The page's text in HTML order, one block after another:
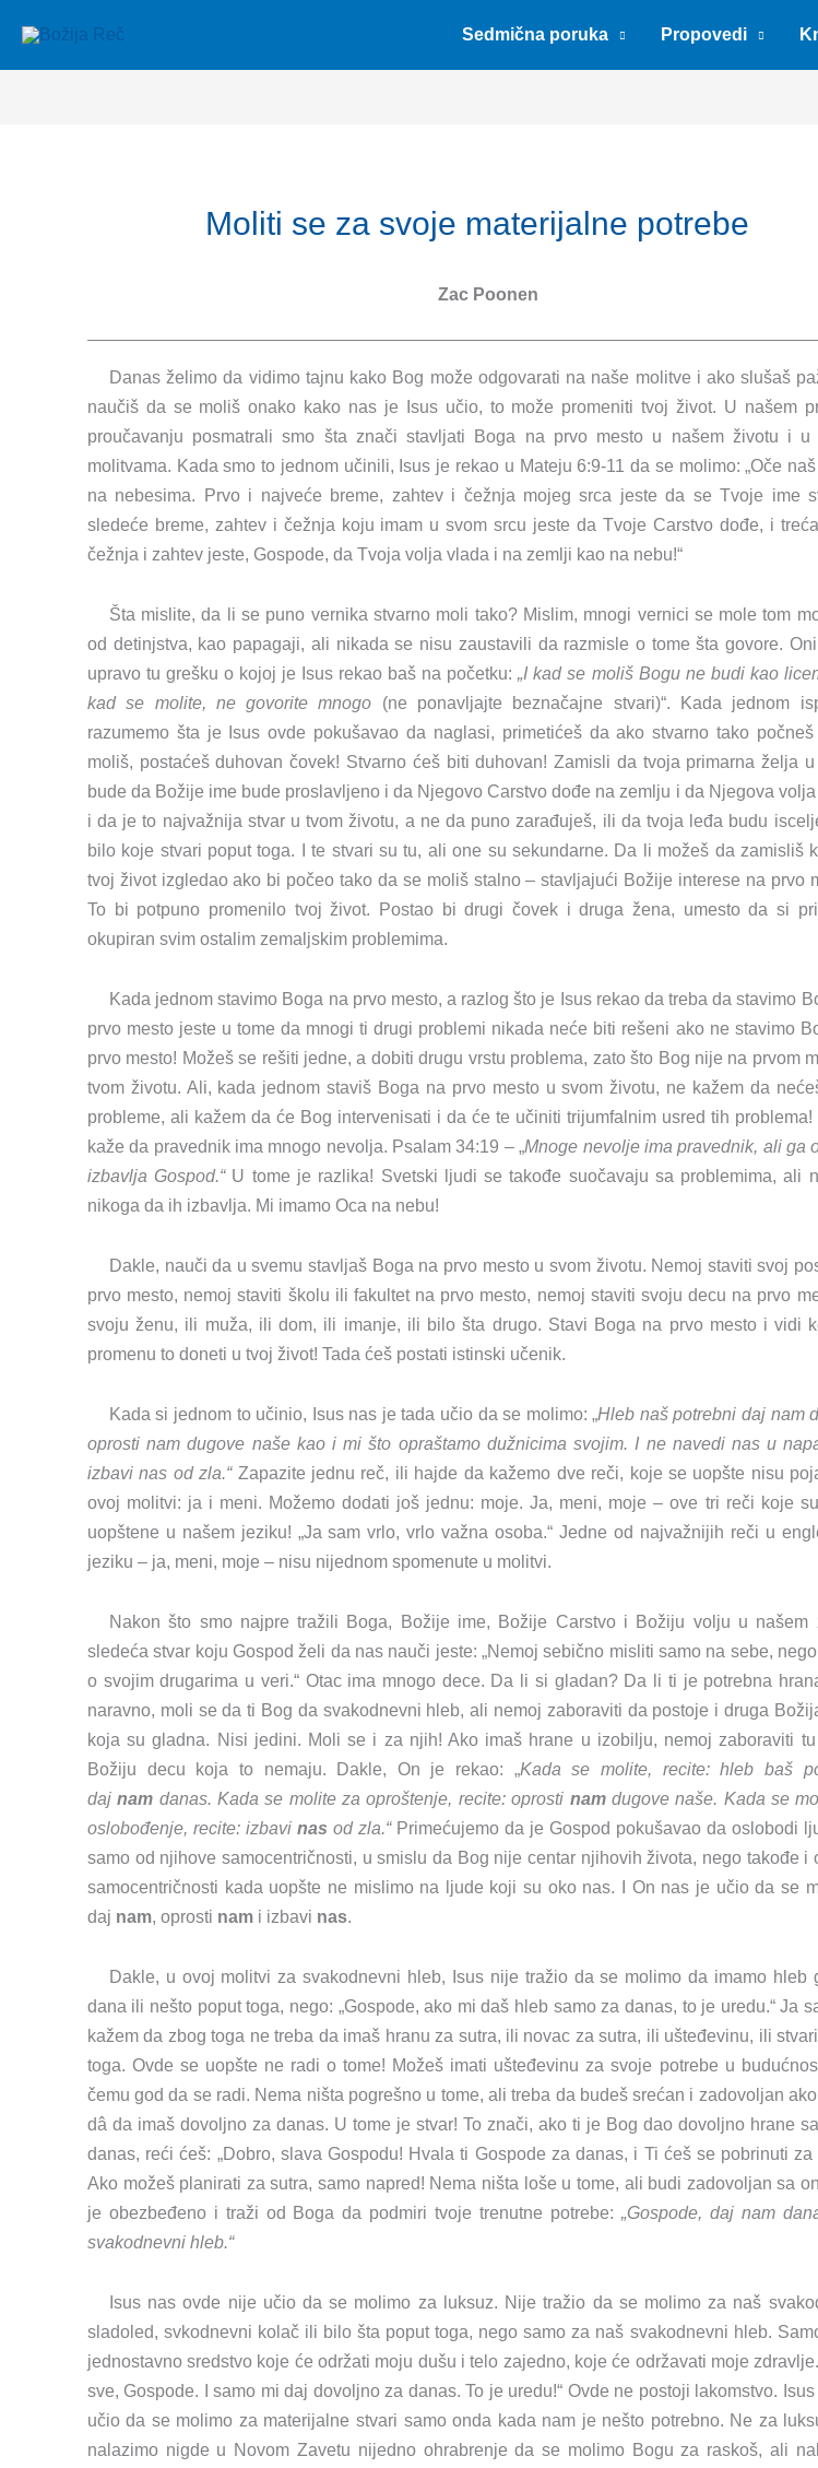
content
Sedmična poruka Propovedi
Moliti se za svoje materijalne potrebe
Zac Poonen
Danas želimo da vidimo tajnu kako Bog može odgovarati na naše molitve i ako slušaš
naučiš da se moliš onako kako nas je Isus učio, to može promeniti tvoj život. U našem
proučavanju posmatrali smo šta znači stavljati Boga na prvo mesto u našem životu i u
molitvama. Kada smo to jednom učinili, Isus je rekao u Mateju 6:9-11 da se molimo: „Oče
na nebesima. Prvo i najveće breme, zahtev i čežnja mojeg srca jeste da se Tvoje ime
sledeće breme, zahtev i čežnja koju imam u svom srcu jeste da Tvoje Carstvo dođe, i
čežnja i zahtev jeste, Gospode, da Tvoja volja vlada i na zemlji kao na nebu!“
Šta mislite, da li se puno vernika stvarno moli tako? Mislim, mnogi vernici se mole tom
od detinjstva, kao papagaji, ali nikada se nisu zaustavili da razmisle o tome šta govore.
upravo tu grešku o kojoj je Isus rekao baš na početku:„I kad se moliš Bogu ne budi kao
kad se molite, ne govorite mnogo (ne ponavljajte beznačajne stvari)“. Kada jednom
razumemo šta je Isus ovde pokušavao da naglasi, primetićeš da ako stvarno tako
moliš, postaćeš duhovan čovek! Stvarno ćeš biti duhovan! Zamisli da tvoja primarna želja u
bude da Božije ime bude proslavljeno i da Njegovo Carstvo dođe na zemlju i da Njegova
i da je to najvažnija stvar u tvom životu, a ne da puno zarađuješ, ili da tvoja leđa budu
bilo koje stvari poput toga. I te stvari su tu, ali one su sekundarne. Da li možeš da zamisliš
tvoj život izgledao ako bi počeo tako da se moliš stalno – stavljajući Božije interese na prvo
To bi potpuno promenilo tvoj život. Postao bi drugi čovek i druga žena, umesto da si
okupiran svim ostalim zemaljskim problemima.
Kada jednom stavimo Boga na prvo mesto, a razlog što je Isus rekao da treba da stavimo
prvo mesto jeste u tome da mnogi ti drugi problemi nikada neće biti rešeni ako ne stavimo
prvo mesto! Možeš se rešiti jedne, a dobiti drugu vrstu problema, zato što Bog nije na prvom
tvom životu. Ali, kada jednom staviš Boga na prvo mesto u svom životu, ne kažem da
probleme, ali kažem da će Bog intervenisati i da će te učiniti trijumfalnim usred tih problema!
kaže da pravednik ima mnogo nevolja. Psalam 34:19 – „Mnoge nevolje ima pravednik, ali ga
izbavlja Gospod.“ U tome je razlika! Svetski ljudi se takođe suočavaju sa problemima, ali
nikoga da ih izbavlja. Mi imamo Oca na nebu!
Dakle, nauči da u svemu stavljaš Boga na prvo mesto u svom životu. Nemoj staviti svoj
prvo mesto, nemoj staviti školu ili fakultet na prvo mesto, nemoj staviti svoju decu na prvo
svoju ženu, ili muža, ili dom, ili imanje, ili bilo šta drugo. Stavi Boga na prvo mesto i vidi
promenu to doneti u tvoj život! Tada ćeš postati istinski učenik.
Kada si jednom to učinio, Isus nas je tada učio da se molimo: „Hleb naš potrebni daj nam
oprosti nam dugove naše kao i mi što opraštamo dužnicima svojim. I ne navedi nas u
izbavi nas od zla.“Zapazite jednu reč, ili hajde da kažemo dve reči, koje se uopšte nisu
ovoj molitvi: ja i meni. Možemo dodati još jednu: moje. Ja, meni, moje – ove tri reči koje
uopštene u našem jeziku! „Ja sam vrlo, vrlo važna osoba.“ Jedne od najvažnijih reči u
jeziku – ja, meni, moje – nisu nijednom spomenute u molitvi.
Nakon što smo najpre tražili Boga, Božije ime, Božije Carstvo i Božiju volju u našem
sledeća stvar koju Gospod želi da nas nauči jeste: „Nemoj sebično misliti samo na sebe,
o svojim drugarima u veri.“ Otac ima mnogo dece. Da li si gladan? Da li ti je potrebna
naravno, moli se da ti Bog da svakodnevni hleb, ali nemoj zaboraviti da postoje i druga
koja su gladna. Nisi jedini. Moli se i za njih! Ako imaš hrane u izobilju, nemoj zaboraviti tu
Božiju decu koja to nemaju. Dakle, On je rekao: „Kada se molite, recite: hleb baš
dajnam danas. Kada se molite za oproštenje, recite: oprosti nam dugove naše. Kada se
oslobođenje, recite: izbavi nas od zla.“ Primećujemo da je Gospod pokušavao da oslobodi
samo od njihove samocentričnosti, u smislu da Bog nije centar njihovih života, nego takođe i
samocentričnosti kada uopšte ne mislimo na ljude koji su oko nas. I On nas je učio da se
daj nam, oprosti nami izbavi nas.
Dakle, u ovoj molitvi za svakodnevni hleb, Isus nije tražio da se molimo da imamo hleb
dana ili nešto poput toga, nego: „Gospode, ako mi daš hleb samo za danas, to je uredu.“ Ja
kažem da zbog toga ne treba da imaš hranu za sutra, ili novac za sutra, ili ušteđevinu, ili
toga. Ovde se uopšte ne radi o tome! Možeš imati ušteđevinu za svoje potrebe u
čemu god da se radi. Nema ništa pogrešno u tome, ali treba da budeš srećan i zadovoljan
dâ da imaš dovoljno za danas. U tome je stvar! To znači, ako ti je Bog dao dovoljno hrane
danas, reći ćeš: „Dobro, slava Gospodu! Hvala ti Gospode za danas, i Ti ćeš se pobrinuti za
Ako možeš planirati za sutra, samo napred! Nema ništa loše u tome, ali budi zadovoljan sa
je obezbeđeno i traži od Boga da podmiri tvoje trenutne potrebe:„Gospode, daj nam
svakodnevni hleb.“
Isus nas ovde nije učio da se molimo za luksuz. Nije tražio da se molimo za naš
sladoled, svkodnevni kolač ili bilo šta poput toga, nego samo za naš svakodnevni hleb.
jednostavno sredstvo koje će održati moju dušu i telo zajedno, koje će održavati moje zdravlje.
sve, Gospode. I samo mi daj dovoljno za danas. To je uredu!“ Ovde ne postoji lakomstvo.
učio da se molimo za materijalne stvari samo onda kada nam je nešto potrebno. Ne za
nalazimo nigde u Novom Zavetu nijedno ohrabrenje da se molimo Bogu za raskoš, ali